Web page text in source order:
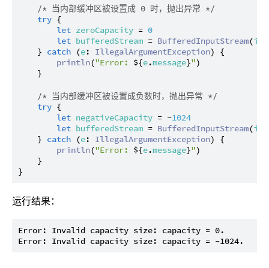
/* 当内部缓冲区被设置成 0 时，抛出异常 */
try {
let zeroCapacity = 0
let bufferedStream = BufferedInputStream(
    }
catch (e: IllegalArgumentException) {
println("Error: ${e.message}")
    }
/* 当内部缓冲区被设置成负数时，抛出异常 */
try {
let negativeCapacity = -1024
let bufferedStream = BufferedInputStream(
    }
catch (e: IllegalArgumentException) {
println("Error: ${e.message}")
    }
运行结果：
Error: Invalid capacity size: capacity = 0.